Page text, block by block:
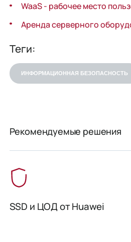
WaaS - рабочее место
Аренда серверного
Теги:
ИНФОРМАЦИОННАЯ БЕЗОПАСНОСТЬ
Рекомендуемые решения
SSD и ЦОД от Huawei